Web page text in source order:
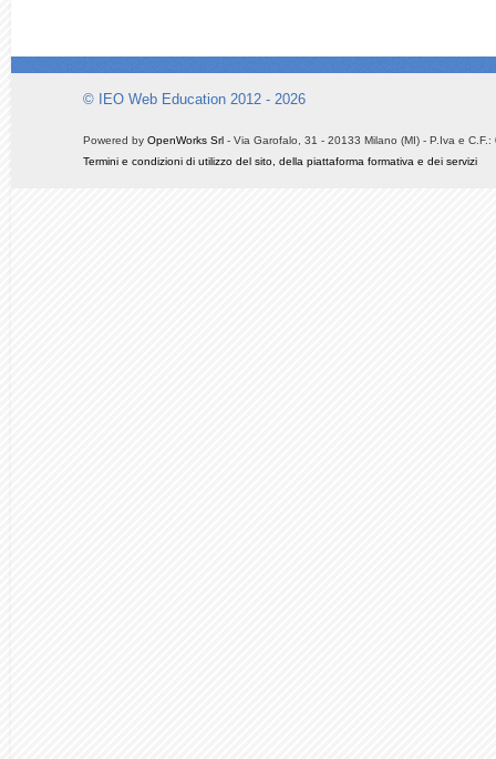
© IEO Web Education 2012 - 2026
Powered by OpenWorks Srl - Via Garofalo, 31 - 20133 Milano (MI) - P.Iva e
Termini e condizioni di utilizzo del sito, della piattaforma formativa e dei servizi